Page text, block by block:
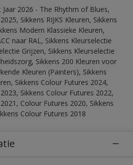
Jaar 2026 - The Rhythm of Blues,
Sikkens RIJKS Kleuren, Sikkens
Modern Klassieke Kleuren,
naar RAL, Sikkens Kleurselectie
Grijzen, Sikkens Kleurselectie
Sikkens 200 Kleuren voor
Kleuren (Painters), Sikkens
Sikkens Colour Futures 2024,
Sikkens Colour Futures 2022,
Colour Futures 2020, Sikkens
Colour Futures 2018